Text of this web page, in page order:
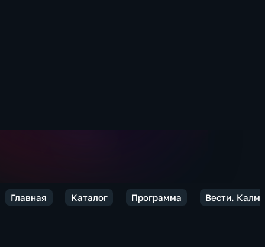
Главная Каталог Программа Вести.